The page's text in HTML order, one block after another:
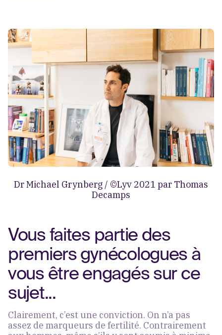
Dr Michael Grynberg / ©Lyv 2021 par Thomas
Decamps
Vous faites partie des
premiers gynécologues à
vous être engagés sur ce
sujet...
Clairement, c’est une conviction. On n’a pas
assez de marqueurs de fertilité. Contrairement